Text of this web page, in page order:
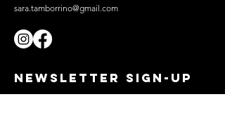
sara.tamborrino@gmail.com
NEWSLETTER SIGN-UP